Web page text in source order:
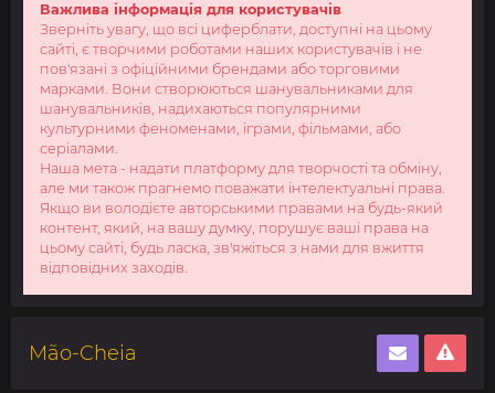
Важлива інформація для користувачів
Зверніть увагу, що всі циферблати, доступні на цьому
сайті, є творчими роботами наших користувачів і не
пов'язані з офіційними брендами або торговими
марками. Вони створюються шанувальниками для
шанувальників, надихаються популярними
культурними феноменами, іграми, фільмами, або
серіалами.
Наша мета - надати платформу для творчості та обміну,
але ми також прагнемо поважати інтелектуальні права.
Якщо ви володієте авторськими правами на будь-який
контент, який, на вашу думку, порушує ваші права на
цьому сайті, будь ласка, зв'яжіться з нами для вжиття
відповідних заходів.
Mão-Cheia